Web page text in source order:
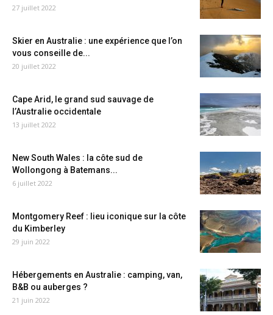
27 juillet 2022
Skier en Australie : une expérience que l’on
vous conseille de...
20 juillet 2022
Cape Arid, le grand sud sauvage de
l’Australie occidentale
13 juillet 2022
New South Wales : la côte sud de
Wollongong à Batemans...
6 juillet 2022
Montgomery Reef : lieu iconique sur la côte
du Kimberley
29 juin 2022
Hébergements en Australie : camping, van,
B&B ou auberges ?
21 juin 2022